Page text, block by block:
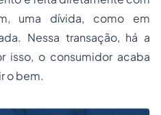
uma dívida, como em
Nessa transação, há a
isso, o consumidor acaba
o bem.